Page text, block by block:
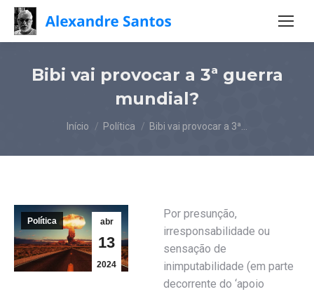
Bibi vai provocar a 3ª guerra
mundial?
Você está aqui:
Início Política Bibi vai provocar a 3ª…
abr
13
2024
Política
Por presunção,
irresponsabilidade ou
sensação de
inimputabilidade (em parte
decorrente do ‘apoio